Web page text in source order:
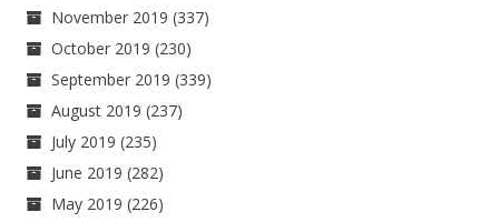
November 2019 (337)
October 2019 (230)
September 2019 (339)
August 2019 (237)
July 2019 (235)
June 2019 (282)
May 2019 (226)